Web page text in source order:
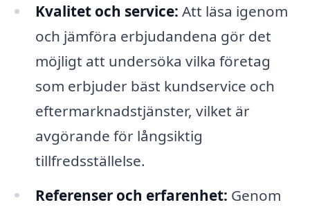
Kvalitet och service: Att läsa igenom
och jämföra erbjudandena gör det
möjligt att undersöka vilka företag
som erbjuder bäst kundservice och
eftermarknadstjänster, vilket är
avgörande för långsiktig
tillfredsställelse.
Referenser och erfarenhet: Genom